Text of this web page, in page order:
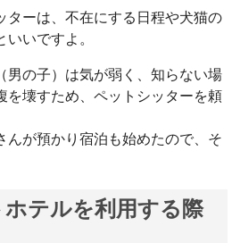
ターは、不在にする日程や犬猫の
いですよ。
男の子）は気が弱く、知らない場
を壊すため、ペットシッターを頼
んが預かり宿泊も始めたので、そ
テルを利用する際